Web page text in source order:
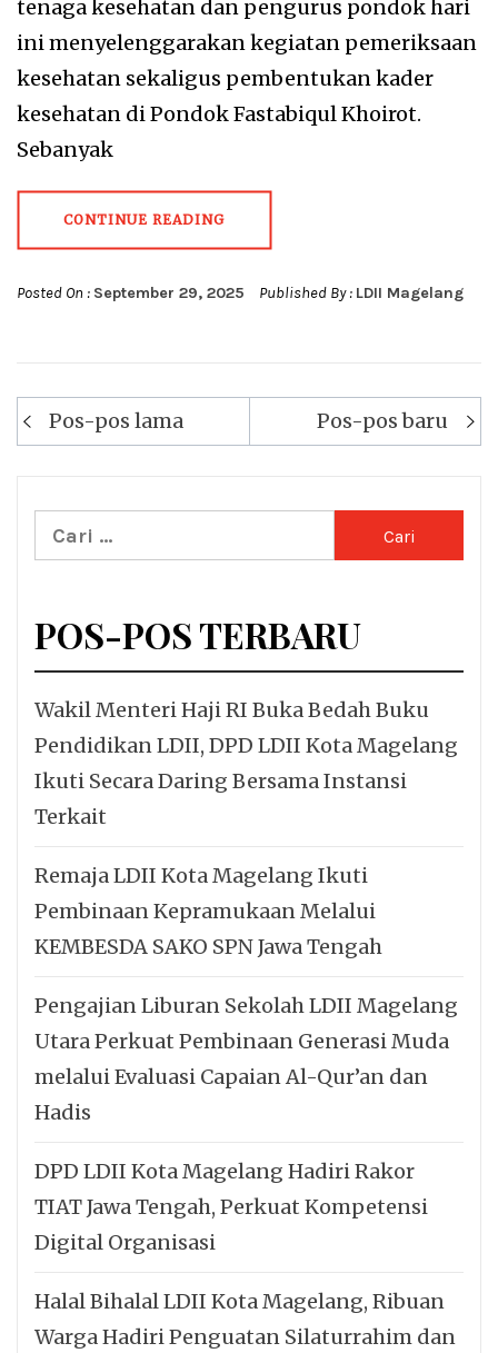
tenaga kesehatan dan pengurus pondok hari
ini menyelenggarakan kegiatan pemeriksaan
kesehatan sekaligus pembentukan kader
kesehatan di Pondok Fastabiqul Khoirot.
Sebanyak
CONTINUE READING
Posted On : September 29, 2025 Published By : LDII Magelang
Navigasi
pos
Pos-pos lama Pos-pos baru
Cari
untuk:
POS-POS TERBARU
Wakil Menteri Haji RI Buka Bedah Buku
Pendidikan LDII, DPD LDII Kota Magelang
Ikuti Secara Daring Bersama Instansi
Terkait
Remaja LDII Kota Magelang Ikuti
Pembinaan Kepramukaan Melalui
KEMBESDA SAKO SPN Jawa Tengah
Pengajian Liburan Sekolah LDII Magelang
Utara Perkuat Pembinaan Generasi Muda
melalui Evaluasi Capaian Al-Qur’an dan
Hadis
DPD LDII Kota Magelang Hadiri Rakor
TIAT Jawa Tengah, Perkuat Kompetensi
Digital Organisasi
Halal Bihalal LDII Kota Magelang, Ribuan
Warga Hadiri Penguatan Silaturrahim dan